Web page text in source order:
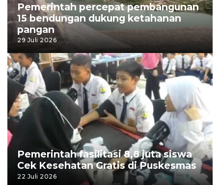
Pemerintah percepat pembangunan
15 bendungan dukung ketahanan
pangan
29 Juli 2026
Pemerintah fasilitasi 8,8 juta siswa
Cek Kesehatan Gratis di Puskesmas
22 Juli 2026